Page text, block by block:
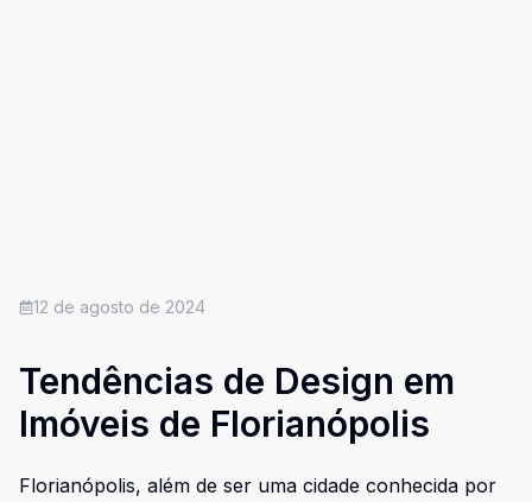
12 de agosto de 2024
Tendências de Design em
Imóveis de Florianópolis
Florianópolis, além de ser uma cidade conhecida por